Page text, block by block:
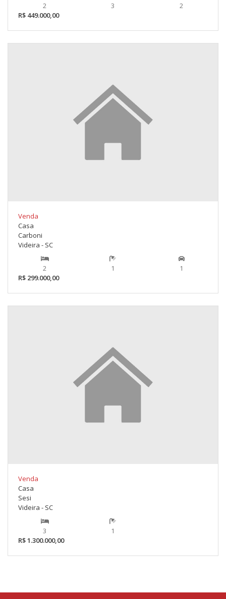
2 3
2
R$ 449.000,00
Venda
Casa
Carboni
Videira - SC
2 1
1
R$ 299.000,00
Venda
Casa
Sesi
Videira - SC
3
1
R$ 1.300.000,00